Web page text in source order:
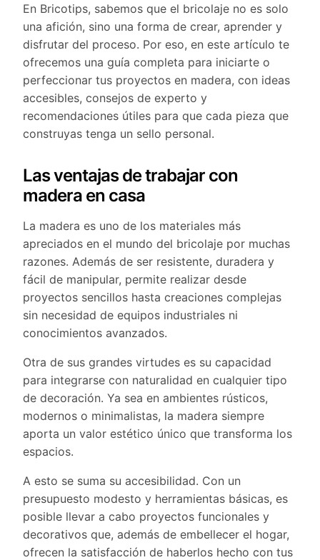
En Bricotips, sabemos que el bricolaje no es solo
una afición, sino una forma de crear, aprender y
disfrutar del proceso. Por eso, en este artículo te
ofrecemos una guía completa para iniciarte o
perfeccionar tus proyectos en madera, con ideas
accesibles, consejos de experto y
recomendaciones útiles para que cada pieza que
construyas tenga un sello personal.
Las ventajas de trabajar con
madera en casa
La madera es uno de los materiales más
apreciados en el mundo del bricolaje por muchas
razones. Además de ser resistente, duradera y
fácil de manipular, permite realizar desde
proyectos sencillos hasta creaciones complejas
sin necesidad de equipos industriales ni
conocimientos avanzados.
Otra de sus grandes virtudes es su capacidad
para integrarse con naturalidad en cualquier tipo
de decoración. Ya sea en ambientes rústicos,
modernos o minimalistas, la madera siempre
aporta un valor estético único que transforma los
espacios.
A esto se suma su accesibilidad. Con un
presupuesto modesto y herramientas básicas, es
posible llevar a cabo proyectos funcionales y
decorativos que, además de embellecer el hogar,
ofrecen la satisfacción de haberlos hecho con tus